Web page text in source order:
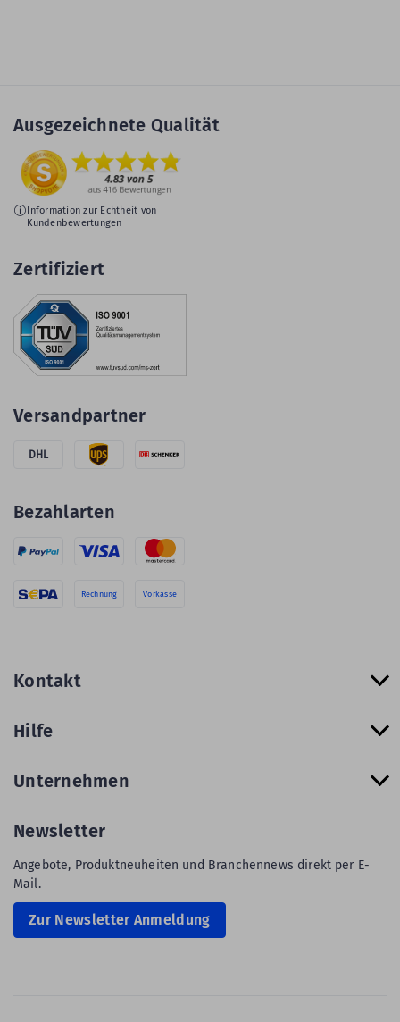
Ausgezeichnete Qualität
Information zur Echtheit von
Kundenbewertungen
Zertifiziert
Versandpartner
DHL
Bezahlarten
Rechnung Vorkasse
Kontakt
Hilfe
Unternehmen
Newsletter
Angebote, Produktneuheiten und Branchennews direkt per E-
Mail.
Zur Newsletter Anmeldung